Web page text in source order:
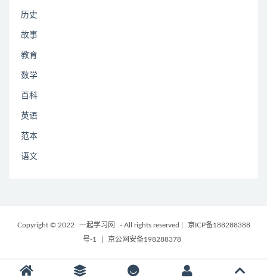
历史
故事
教育
数学
百科
英语
范本
语文
Copyright © 2022 一起学习网 - All rights reserved
京ICP备188288388
号-1
京公网安备198288378